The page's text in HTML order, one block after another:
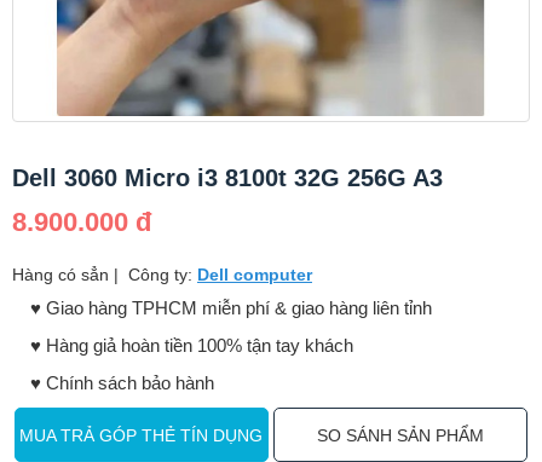
Dell 3060 Micro i3 8100t 32G 256G A3
8.900.000 đ
Hàng có sẳn | Công ty: Dell computer
♥️ Giao hàng TPHCM miễn phí & giao hàng liên tỉnh
♥️ Hàng giả hoàn tiền 100% tận tay khách
♥️ Chính sách bảo hành
MUA TRẢ GÓP THẺ TÍN DỤNG SO SÁNH SẢN PHẨM